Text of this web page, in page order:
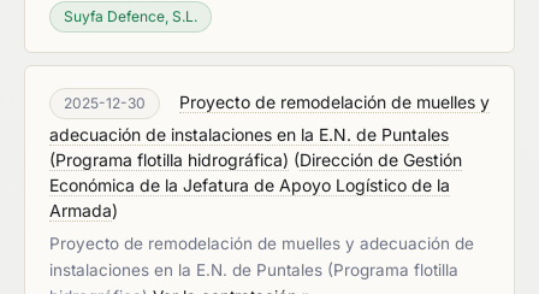
Suyfa Defence, S.L.
2025-12-30
Proyecto de remodelación de muelles y
adecuación de instalaciones en la E.N. de Puntales
(Programa flotilla hidrográfica) (Dirección de Gestión
Económica de la Jefatura de Apoyo Logístico de la
Armada)
Proyecto de remodelación de muelles y adecuación de
instalaciones en la E.N. de Puntales (Programa flotilla